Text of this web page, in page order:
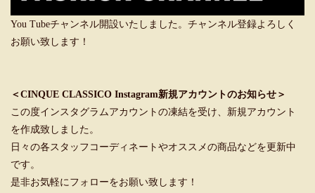
You Tubeチャンネル開設いたしました。チャンネル登録よろしく
お願い致します！
＜CINQUE CLASSICO Instagram新規アカウントのお知らせ＞
この度インスタグラムアカウントの凍結を受け、新規アカウント
を作成致しました。
日々の各スタッフコーディネートやオススメの商品などを更新中
です。
是非お気軽にフォローをお願い致します！